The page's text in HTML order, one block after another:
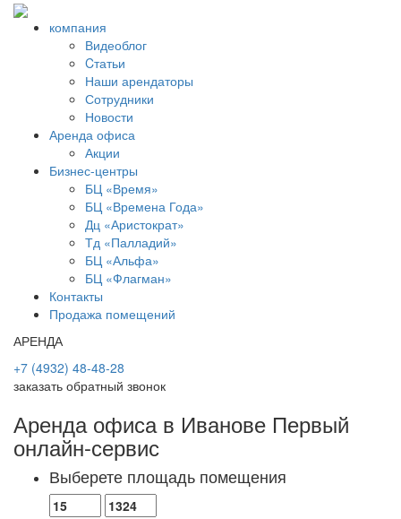
компания
Видеоблог
Cтатьи
Наши арендаторы
Сотрудники
Новости
Аренда офиса
Акции
Бизнес-центры
БЦ «Время»
БЦ «Времена Года»
Дц «Аристократ»
Тд «Палладий»
БЦ «Альфа»
БЦ «Флагман»
Контакты
Продажа помещений
АРЕНДА
+7 (4932) 48-48-28
заказать обратный звонок
Аренда офиса в Иванове Первый
онлайн-сервис
Выберете площадь помещения